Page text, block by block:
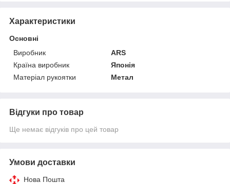
Характеристики
Основні
Виробник
ARS
Країна виробник
Японія
Матеріал рукоятки
Метал
Відгуки про товар
Ще немає відгуків про цей товар
Умови доставки
Нова Пошта